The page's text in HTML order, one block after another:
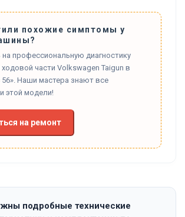
похожие симптомы у
на профессиональную диагностику
ходовой части Volkswagen Taigun в
56». Наши мастера знают все
этой модели!
на ремонт
подробные технические